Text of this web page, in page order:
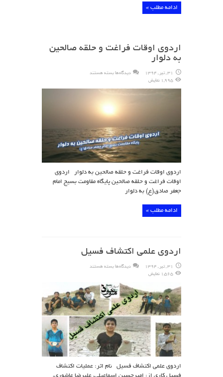
ادامه مطلب »
اردوی اوقات فراغت و حلقه صالحین
به دلوار
31 , تیر , 1394 دیدگاه‌ها برای
دلوار
بسته هستند
1,995 نمایش
اردوی اوقات فراغت و حلقه صالحین به دلوار اردوی
اوقات فراغت و حلقه صالحین پایگاه مقاومت بسیج امام
جعفر صادق(ع) به دلوار
ادامه مطلب »
اردوی علمی اکتشاف فسیل
31 , تیر , 1394 دیدگاه‌ها برای
فسیل
بسته هستند
1,565 نمایش
اردوی علمی اکتشاف فسیل نام اثر: عملیات اکتشاف
فسیل کاری از: امیرحسین اسماعیلی، علیرضا عاشوری،